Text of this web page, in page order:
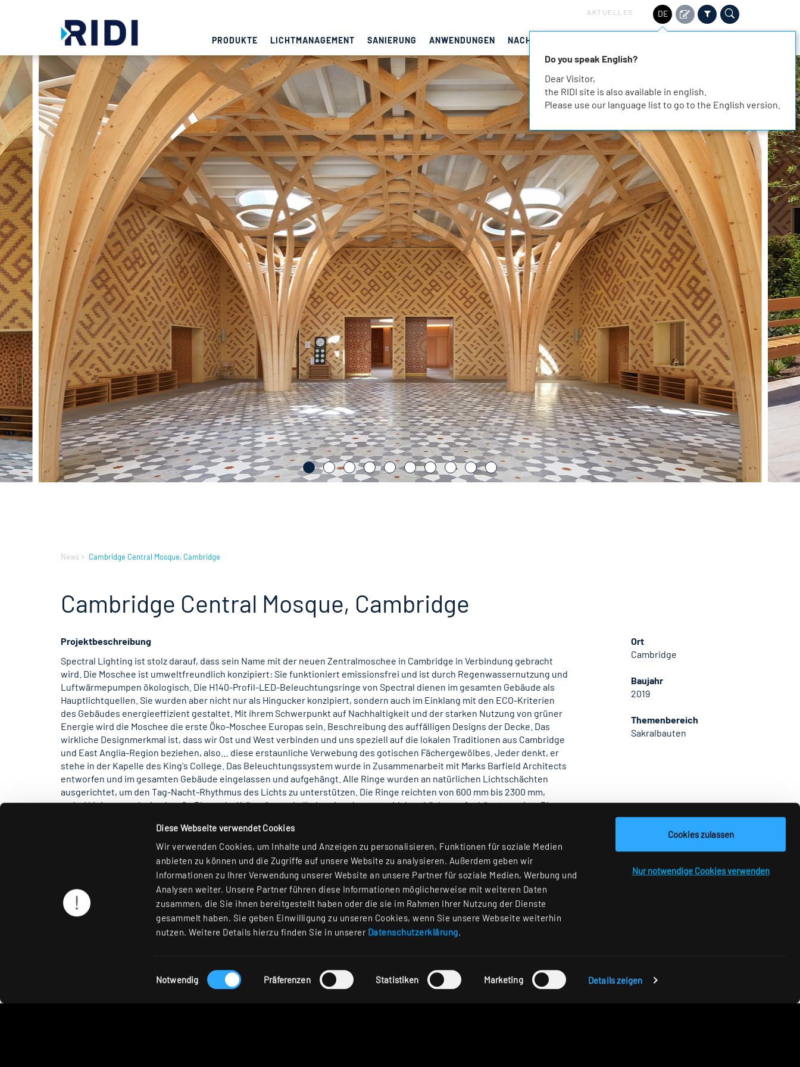
Diese Webseite verwendet Cookies
Wir verwenden Cookies, um Inhalte und Anzeigen zu personalisieren, Funktionen für soziale Medien
anbieten zu können und die Zugriffe auf unsere Website zu analysieren. Außerdem geben wir
Informationen zu Ihrer Verwendung unserer Website an unsere Partner für soziale Medien, Werbung und
Analysen weiter. Unsere Partner führen diese Informationen möglicherweise mit weiteren Daten
zusammen, die Sie ihnen bereitgestellt haben oder die sie im Rahmen Ihrer Nutzung der Dienste
gesammelt haben. Sie geben Einwilligung zu unseren Cookies, wenn Sie unsere Webseite weiterhin
nutzen. Weitere Details hierzu finden Sie in unserer Datenschutzerklärung.
Einwilligungsauswahl
Notwendig Präferenzen Statistiken Marketing Details zeigen
Cookies zulassen
Nur notwendige Cookies verwenden
AKTUELLES DE
PRODUKTE LICHTMANAGEMENT SANIERUNG ANWENDUNGEN NACHHALTIGKEIT
News Cambridge Central Mosque, Cambridge
Cambridge Central Mosque, Cambridge
Projektbeschreibung
Spectral Lighting ist stolz darauf, dass sein Name mit der neuen Zentralmoschee in Cambridge in Verbindung gebracht
wird. Die Moschee ist umweltfreundlich konzipiert: Sie funktioniert emissionsfrei und ist durch Regenwassernutzung und
Luftwärmepumpen ökologisch. Die H140-Profil-LED-Beleuchtungsringe von Spectral dienen im gesamten Gebäude als
Hauptlichtquellen. Sie wurden aber nicht nur als Hingucker konzipiert, sondern auch im Einklang mit den ECO-Kriterien
des Gebäudes energieeffizient gestaltet. Mit ihrem Schwerpunkt auf Nachhaltigkeit und der starken Nutzung von grüner
Energie wird die Moschee die erste Öko-Moschee Europas sein. Beschreibung des auffälligen Designs der Decke. Das
wirkliche Designmerkmal ist, dass wir Ost und West verbinden und uns speziell auf die lokalen Traditionen aus Cambridge
und East Anglia-Region beziehen, also… diese erstaunliche Verwebung des gotischen Fächergewölbes. Jeder denkt, er
stehe in der Kapelle des King's College. Das Beleuchtungssystem wurde in Zusammenarbeit mit Marks Barfield Architects
entworfen und im gesamten Gebäude eingelassen und aufgehängt. Alle Ringe wurden an natürlichen Lichtschächten
ausgerichtet, um den Tag-Nacht-Rhythmus des Lichts zu unterstützen. Die Ringe reichten von 600 mm bis 2300 mm,
wobei kleinere und mittelgroße Ringe als „Kränze“ unterhalb der eingelassenen Lichtschächte aufgehängt wurden. Die
Vordächern fortsetzt (dafür wurden extra IP44-Versionen hergestellt). Die Beleuchtungsringe verleihen der
Holzkonstruktion einen dramatischen Effekt und sorgen für ein warmes Licht im Gebäude, das aber stark und hell genug
ist, um den täglichen Anforderungen gerecht zu werden. Alle Leuchten werden über ein DALI-fähiges Steuersystem per
Szeneneinstelltafel gesteuert, wodurch Energie gespart und ein gemütliches Ambiente geschaffen werden kann.
Ort
Cambridge
Baujahr
2019
Themenbereich
Sakralbauten
Do you speak English?
Dear Visitor,
the RIDI site is also available in english.
Please use our language list to go to the English version.